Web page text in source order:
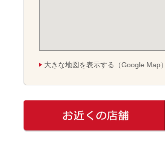
大きな地図を表示する（Google Map）